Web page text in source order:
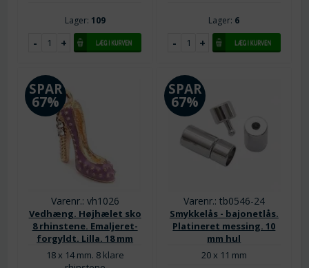
Lager: 109 Lager: 6
Varenr.: vh1026
Vedhæng. Højhælet sko
8 rhinstene. Emaljeret-
forgyldt. Lilla. 18 mm
SPAR
67%
18 x 14 mm. 8 klare
Varenr.: tb0546-24
Smykkelås - bajonetlås.
Platineret messing. 10
mm hul
SPAR
67%
20 x 11 mm